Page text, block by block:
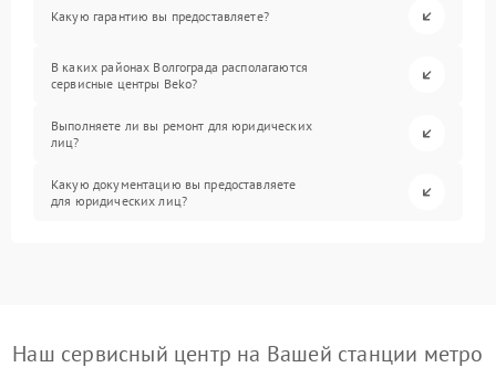
Какую гарантию вы предоставляете?
В каких районах Волгограда располагаются
сервисные центры Beko?
Выполняете ли вы ремонт для юридических
лиц?
Какую документацию вы предоставляете
для юридических лиц?
Наш сервисный центр на Вашей станции метро